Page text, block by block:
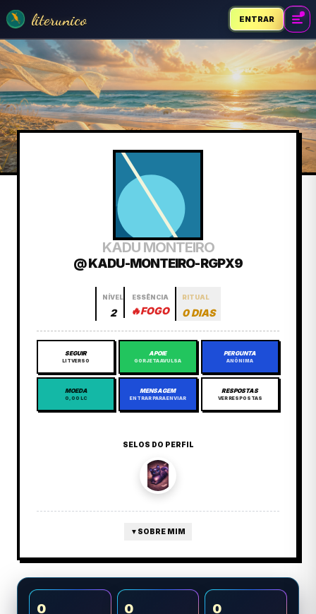
literunico ENTRAR
KADU MONTEIRO
@ KADU-MONTEIRO-RGPX9
NÍVEL
2
ESSÊNCIA
🔥FOGO
RITUAL
0 DIAS
SEGUIR
LITVERSO
APOIE
GORJETA AVULSA
PERGUNTA
ANÔNIMA
MOEDA
0,00 LC
MENSAGEM
ENTRAR PARA ENVIAR
RESPOSTAS
VER RESPOSTAS
SELOS DO PERFIL
▼ SOBRE MIM
0 0 0